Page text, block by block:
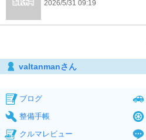
2026/5/31 09:19
valtanmanさん
ブログ
整備手帳
クルマレビュー